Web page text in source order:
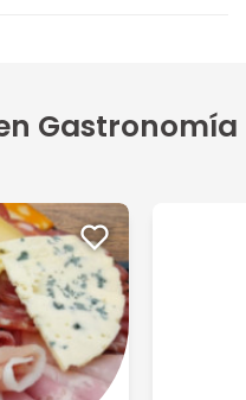
Gastronomía